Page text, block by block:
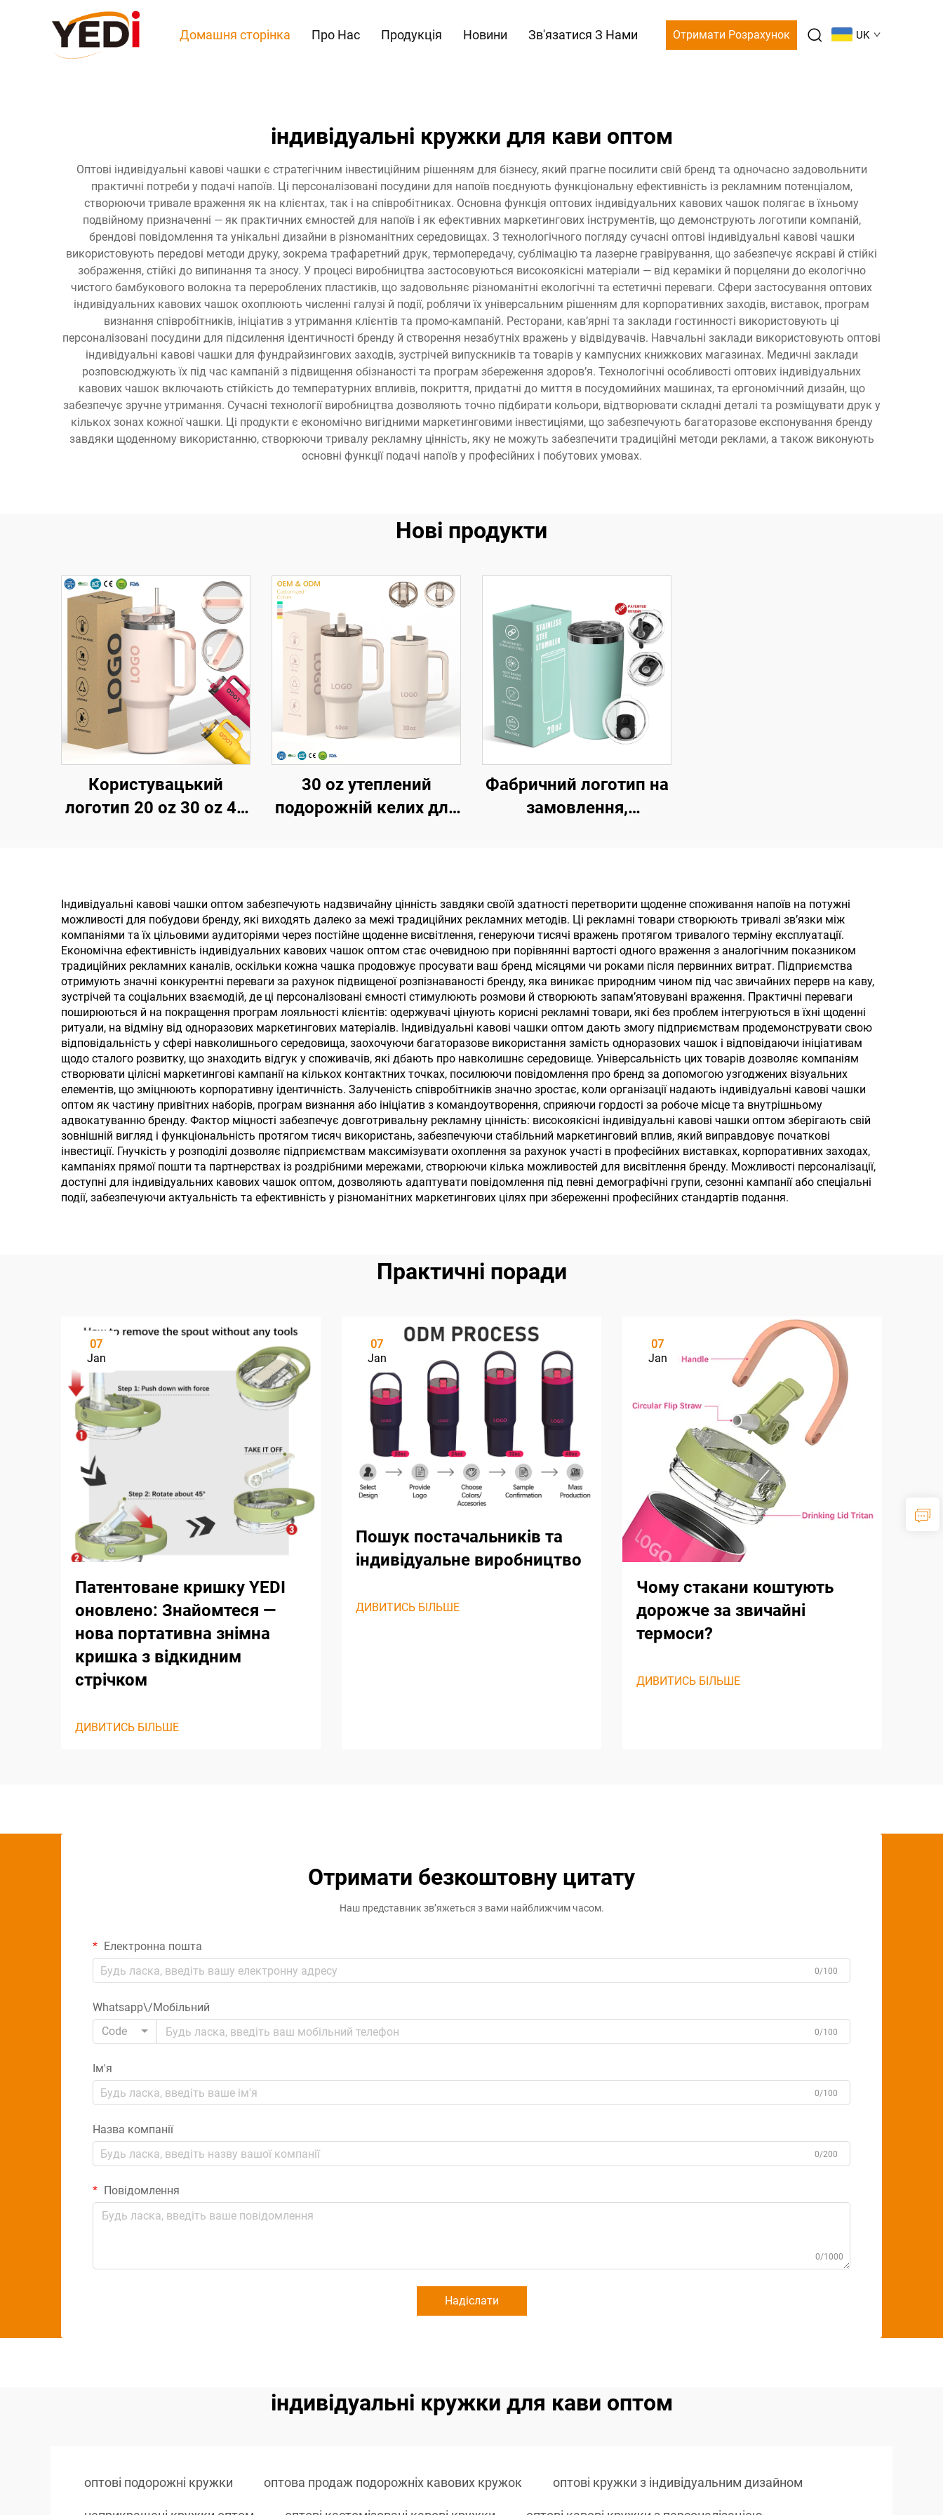
Домашня сторінка Про Нас Продукція Новини Зв'язатися З Нами Отримати Розрахунок UK
індивідуальні кружки для кави оптом
Оптові індивідуальні кавові чашки є стратегічним інвестиційним рішенням для бізнесу, який прагне посилити свій бренд та одночасно задовольнити
практичні потреби у подачі напоїв. Ці персоналізовані посудини для напоїв поєднують функціональну ефективність із рекламним потенціалом,
створюючи тривале враження як на клієнтах, так і на співробітниках. Основна функція оптових індивідуальних кавових чашок полягає в їхньому
подвійному призначенні — як практичних ємностей для напоїв і як ефективних маркетингових інструментів, що демонструють логотипи компаній,
брендові повідомлення та унікальні дизайни в різноманітних середовищах. З технологічного погляду сучасні оптові індивідуальні кавові чашки
використовують передові методи друку, зокрема трафаретний друк, термопередачу, сублімацію та лазерне гравірування, що забезпечує яскраві й стійкі
зображення, стійкі до випинання та зносу. У процесі виробництва застосовуються високоякісні матеріали — від кераміки й порцеляни до екологічно
чистого бамбукового волокна та перероблених пластиків, що задовольняє різноманітні екологічні та естетичні переваги. Сфери застосування оптових
індивідуальних кавових чашок охоплюють численні галузі й події, роблячи їх універсальним рішенням для корпоративних заходів, виставок, програм
визнання співробітників, ініціатив з утримання клієнтів та промо-кампаній. Ресторани, кав’ярні та заклади гостинності використовують ці
персоналізовані посудини для підсилення ідентичності бренду й створення незабутніх вражень у відвідувачів. Навчальні заклади використовують оптові
індивідуальні кавові чашки для фундрайзингових заходів, зустрічей випускників та товарів у кампусних книжкових магазинах. Медичні заклади
розповсюджують їх під час кампаній з підвищення обізнаності та програм збереження здоров’я. Технологічні особливості оптових індивідуальних
кавових чашок включають стійкість до температурних впливів, покриття, придатні до миття в посудомийних машинах, та ергономічний дизайн, що
забезпечує зручне утримання. Сучасні технології виробництва дозволяють точно підбирати кольори, відтворювати складні деталі та розміщувати друк у
кількох зонах кожної чашки. Ці продукти є економічно вигідними маркетинговими інвестиціями, що забезпечують багаторазове експонування бренду
завдяки щоденному використанню, створюючи тривалу рекламну цінність, яку не можуть забезпечити традиційні методи реклами, а також виконують
основні функції подачі напоїв у професійних і побутових умовах.
Нові продукти
Користувацький
логотип 20 oz 30 oz 40
подорожній кавовий
келих 20 oz 30 oz 40 oz
Тумблер з ручкою
30 oz утеплений
подорожній келих для
використання
нержавіюча сталь
пляшка для води
тумблер з ручкою
соломінкою
Фабричний логотип на
замовлення,
кришкою, 20 унцій,
чаші-тремблери з
нержавіючої сталі
Індивідуальні кавові чашки оптом забезпечують надзвичайну цінність завдяки своїй здатності перетворити щоденне споживання напоїв на потужні
можливості для побудови бренду, які виходять далеко за межі традиційних рекламних методів. Ці рекламні товари створюють тривалі зв’язки між
компаніями та їх цільовими аудиторіями через постійне щоденне висвітлення, генеруючи тисячі вражень протягом тривалого терміну експлуатації.
Економічна ефективність індивідуальних кавових чашок оптом стає очевидною при порівнянні вартості одного враження з аналогічним показником
традиційних рекламних каналів, оскільки кожна чашка продовжує просувати ваш бренд місяцями чи роками після первинних витрат. Підприємства
отримують значні конкурентні переваги за рахунок підвищеної розпізнаваності бренду, яка виникає природним чином під час звичайних перерв на каву,
зустрічей та соціальних взаємодій, де ці персоналізовані ємності стимулюють розмови й створюють запам’ятовувані враження. Практичні переваги
поширюються й на покращення програм лояльності клієнтів: одержувачі цінують корисні рекламні товари, які без проблем інтегруються в їхні щоденні
ритуали, на відміну від одноразових маркетингових матеріалів. Індивідуальні кавові чашки оптом дають змогу підприємствам продемонструвати свою
відповідальність у сфері навколишнього середовища, заохочуючи багаторазове використання замість одноразових чашок і відповідаючи ініціативам
щодо сталого розвитку, що знаходить відгук у споживачів, які дбають про навколишнє середовище. Універсальність цих товарів дозволяє компаніям
створювати цілісні маркетингові кампанії на кількох контактних точках, посилюючи повідомлення про бренд за допомогою узгоджених візуальних
елементів, що зміцнюють корпоративну ідентичність. Залученість співробітників значно зростає, коли організації надають індивідуальні кавові чашки
оптом як частину привітних наборів, програм визнання або ініціатив з командоутворення, сприяючи гордості за робоче місце та внутрішньому
адвокатуванню бренду. Фактор міцності забезпечує довготривальну рекламну цінність: високоякісні індивідуальні кавові чашки оптом зберігають свій
зовнішній вигляд і функціональність протягом тисяч використань, забезпечуючи стабільний маркетинговий вплив, який виправдовує початкові
інвестиції. Гнучкість у розподілі дозволяє підприємствам максимізувати охоплення за рахунок участі в професійних виставках, корпоративних заходах,
кампаніях прямої пошти та партнерствах із роздрібними мережами, створюючи кілька можливостей для висвітлення бренду. Можливості персоналізації,
доступні для індивідуальних кавових чашок оптом, дозволяють адаптувати повідомлення під певні демографічні групи, сезонні кампанії або спеціальні
події, забезпечуючи актуальність та ефективність у різноманітних маркетингових цілях при збереженні професійних стандартів подання.
Практичні поради
07
Jan
Патентоване кришку YEDI
оновлено: Знайомтеся —
нова портативна знімна
кришка з відкидним
стрічком
ДИВИТИСЬ БІЛЬШЕ
07
Jan
Пошук постачальників та
індивідуальне виробництво
ДИВИТИСЬ БІЛЬШЕ
07
Jan
Чому стакани коштують
дорожче за звичайні
термоси?
ДИВИТИСЬ БІЛЬШЕ
Отримати безкоштовну цитату
Наш представник зв’яжеться з вами найближчим часом.
Електронна пошта
0/100
Whatsapp\/Мобільний
Code
0/100
Ім'я
0/100
Назва компанії
0/200
Повідомлення
0/1000
Надіслати
індивідуальні кружки для кави оптом
оптові подорожні кружки оптова продаж подорожніх кавових кружок оптові кружки з індивідуальним дизайном